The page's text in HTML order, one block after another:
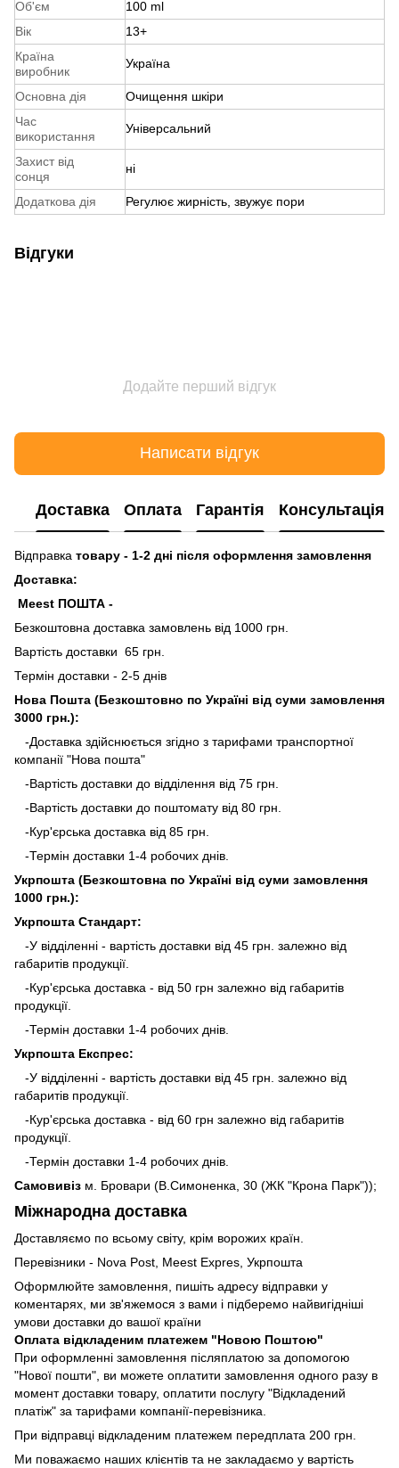
Об'єм
100 ml
Вік
13+
Країна
виробник
Україна
Основна дія
Очищення шкіри
Час
використання
Універсальний
Захист від
сонця
ні
Додаткова дія Регулює жирність, звужує пори
Відгуки
Додайте перший відгук
Написати відгук
Доставка Оплата Гарантія Консультація
Відправка товару - 1-2 дні після оформлення замовлення
Доставка:
Meest ПОШТА -
Безкоштовна доставка замовлень від 1000 грн.
Вартість доставки 65 грн.
Термін доставки - 2-5 днів
Нова Пошта (Безкоштовно по Україні від суми замовлення
3000 грн.):
-Доставка здійснюється згідно з тарифами транспортної
компанії "Нова пошта"
-Вартість доставки до відділення від 75 грн.
-Вартість доставки до поштомату від 80 грн.
-Кур'єрська доставка від 85 грн.
-Термін доставки 1-4 робочих днів.
Укрпошта (Безкоштовна по Україні від суми замовлення
1000 грн.):
Укрпошта Стандарт:
-У відділенні - вартість доставки від 45 грн. залежно від
габаритів продукції.
-Кур'єрська доставка - від 50 грн залежно від габаритів
продукції.
-Термін доставки 1-4 робочих днів.
Укрпошта Експрес:
-У відділенні - вартість доставки від 45 грн. залежно від
габаритів продукції.
-Кур'єрська доставка - від 60 грн залежно від габаритів
продукції.
-Термін доставки 1-4 робочих днів.
Самовивіз м. Бровари (В.Симоненка, 30 (ЖК "Крона Парк"));
Міжнародна доставка
Доставляємо по всьому світу, крім ворожих країн.
Перевізники - Nova Post, Meest Expres, Укрпошта
Оформлюйте замовлення, пишіть адресу відправки у
коментарях, ми зв'яжемося з вами і підберемо найвигідніші
умови доставки до вашої країни
Оплата відкладеним платежем "Новою Поштою"
При оформленні замовлення післяплатою за допомогою
"Нової пошти", ви можете оплатити замовлення одного разу в
момент доставки товару, оплатити послугу "Відкладений
платіж" за тарифами компанії-перевізника.
При відправці відкладеним платежем передплата 200 грн.
Ми поважаємо наших клієнтів та не закладаємо у вартість